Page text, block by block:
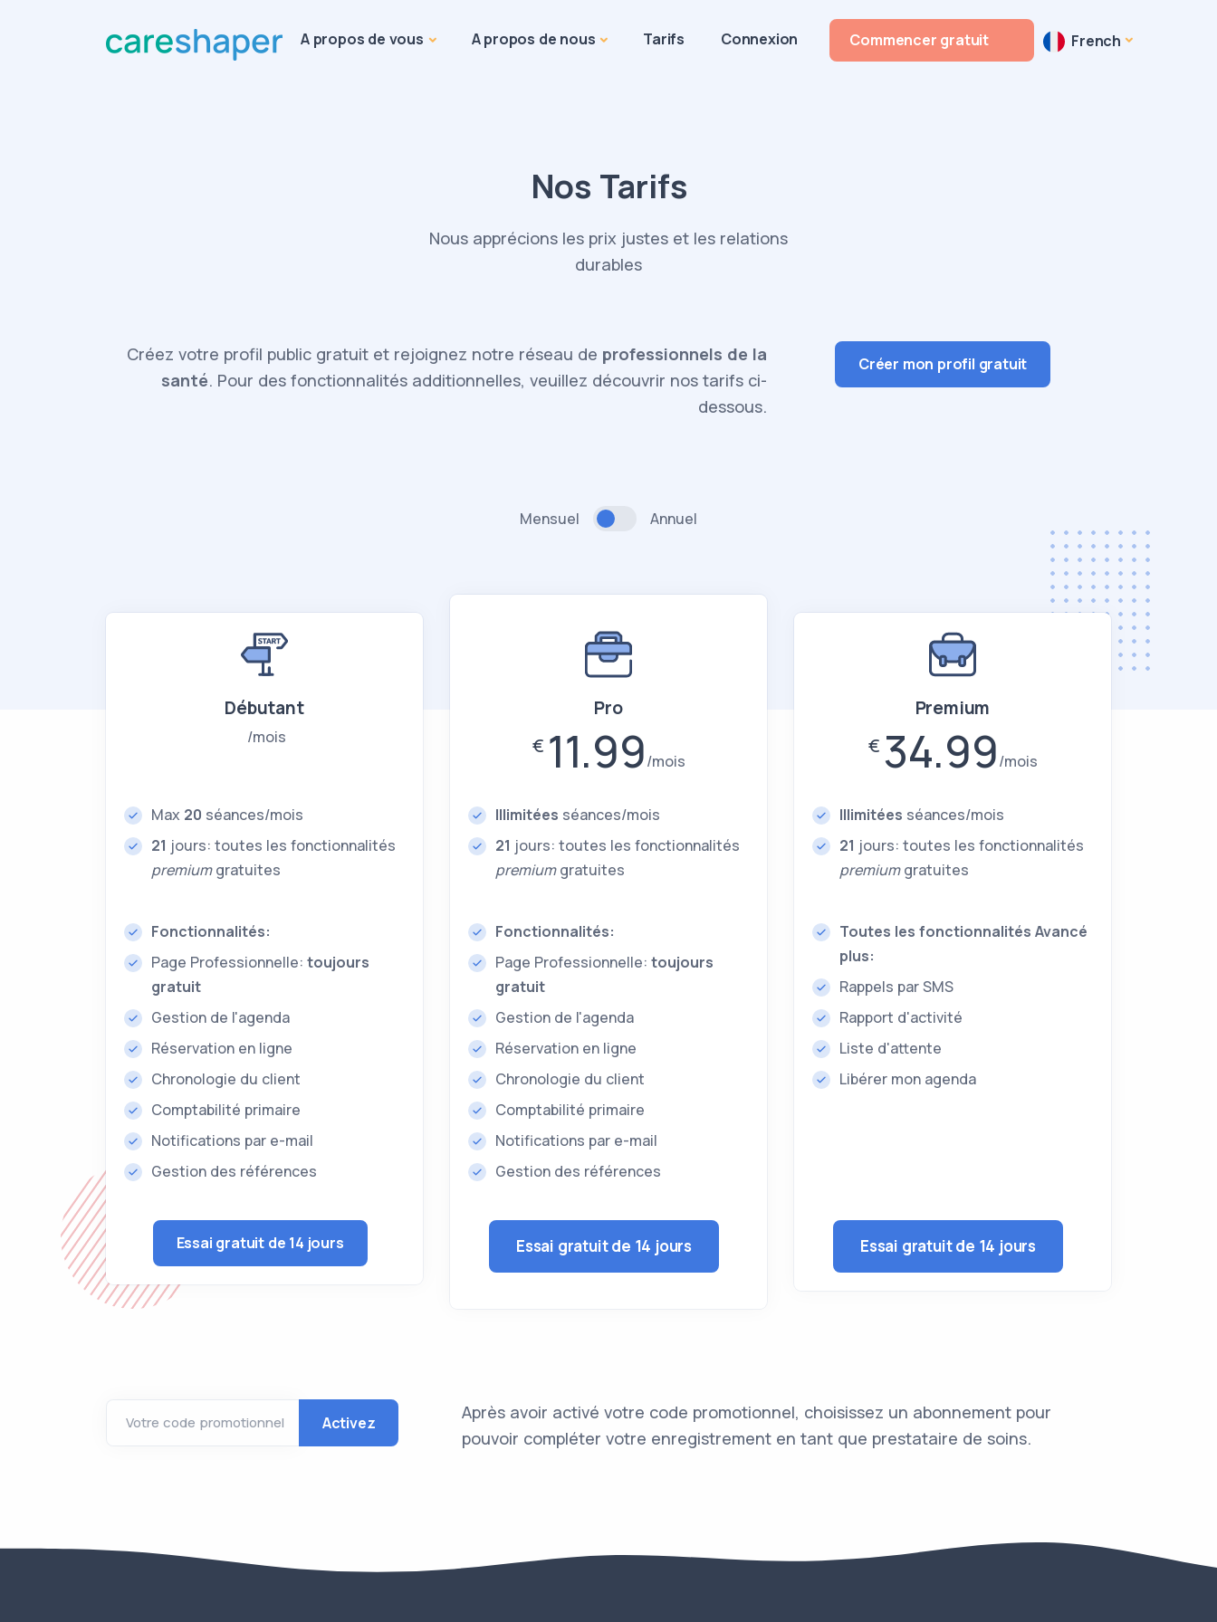
A propos de vous A propos de nous Tarifs Connexion Commencer gratuit French
Nos Tarifs
Nous apprécions les prix justes et les relations
durables
Créez votre profil public gratuit et rejoignez notre réseau de professionnels de la
santé. Pour des fonctionnalités additionnelles, veuillez découvrir nos tarifs ci-
dessous.
Créer mon profil gratuit
Mensuel Annuel
Débutant
mois
Max 20 séances/mois
21 jours: toutes les fonctionnalités
premiumgratuites
Fonctionnalités:
Page Professionnelle: toujours
gratuit
Gestion de l'agenda
Réservation en ligne
Chronologie du client
Comptabilité primaire
Notifications par e-mail
Gestion des références
Essai gratuit de 14 jours
Pro
€ 11.99 mois
Illimitées séances/mois
21 jours: toutes les fonctionnalités
premiumgratuites
Fonctionnalités:
Page Professionnelle: toujours
gratuit
Gestion de l'agenda
Réservation en ligne
Chronologie du client
Comptabilité primaire
Notifications par e-mail
Gestion des références
Essai gratuit de 14 jours
Premium
€ 34.99 mois
Illimitées séances/mois
21 jours: toutes les fonctionnalités
premiumgratuites
Toutes les fonctionnalités Avancé
plus:
Rappels par SMS
Rapport d'activité
Liste d'attente
Libérer mon agenda
Essai gratuit de 14 jours
Votre code promotionnel Activez
Après avoir activé votre code promotionnel, choisissez un abonnement pour
pouvoir compléter votre enregistrement en tant que prestataire de soins.